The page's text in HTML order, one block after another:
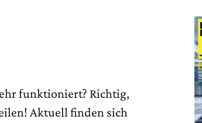
funktioniert? Richtig,
Aktuell finden sich